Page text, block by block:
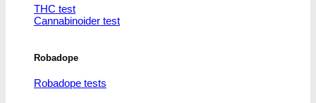
THC test
Cannabinoider test
Robadope
Robadope tests